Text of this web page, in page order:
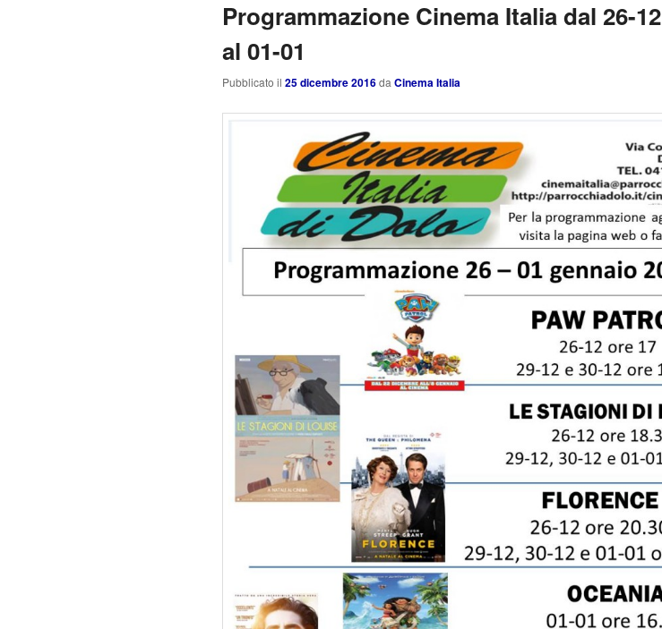
Programmazione Cinema Italia dal 26-12
al 01-01
Pubblicato il 25 dicembre 2016daCinema Italia